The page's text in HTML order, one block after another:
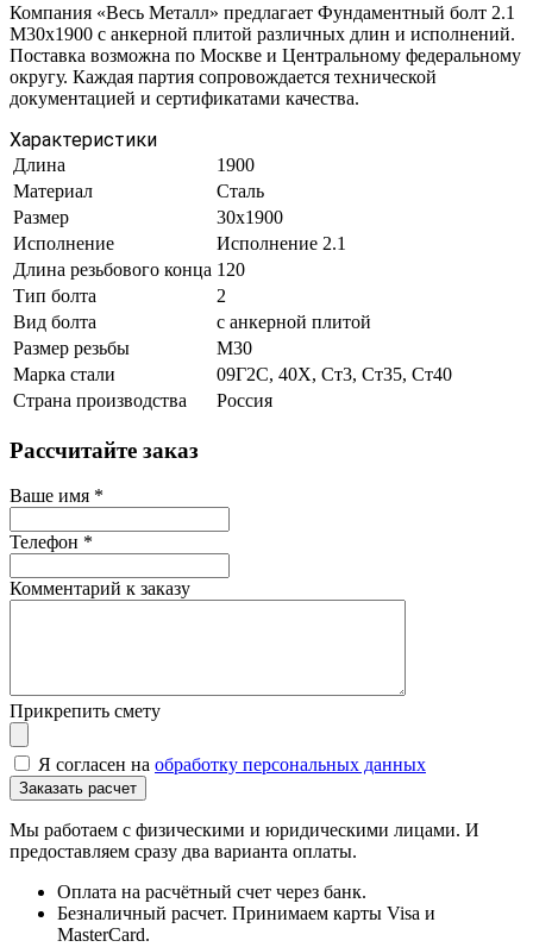
Компания «Весь Металл» предлагает Фундаментный болт 2.1
М30х1900 с анкерной плитой различных длин и исполнений.
Поставка возможна по Москве и Центральному федеральному
округу. Каждая партия сопровождается технической
документацией и сертификатами качества.
Характеристики
Длина
1900
Материал
Сталь
Размер
30х1900
Исполнение
Исполнение 2.1
Длина резьбового конца 120
Тип болта
2
Вид болта
с анкерной плитой
Размер резьбы
М30
Марка стали
09Г2С, 40Х, Ст3, Ст35, Ст40
Страна производства
Россия
Рассчитайте заказ
Ваше имя *
Телефон *
Комментарий к заказу
Прикрепить смету
Я согласен на обработку персональных данных
Мы работаем с физическими и юридическими лицами. И
предоставляем сразу два варианта оплаты.
Оплата на расчётный счет через банк.
Безналичный расчет. Принимаем карты Visa и
MasterCard.